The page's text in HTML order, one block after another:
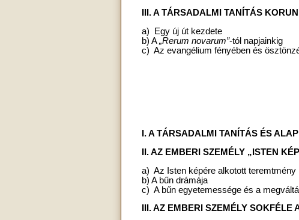
III. A TÁRSADALMI TANÍTÁS
a) Egy új út kezdete
b) A„Rerum novarum”-tól napjainkig
c) Az evangélium fényében és
I. A TÁRSADALMI TANÍTÁS ÉS
II. AZ EMBERI SZEMÉLY „ISTEN
a) Az Isten képére alkotott teremtmény
b) A bűn drámája
c) A bűn egyetemessége és a
III. AZ EMBERI SZEMÉLY SOKFÉLE